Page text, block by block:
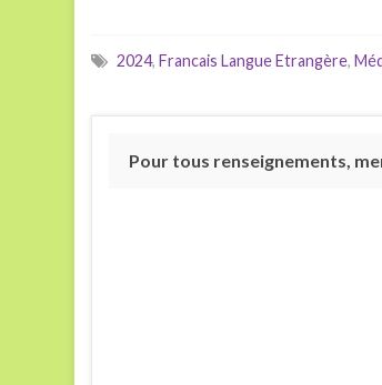
2024, Francais Langue Etrangère,
Pour tous renseignements,